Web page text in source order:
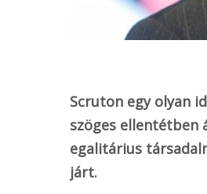
Scruton egy olyan
szöges ellentétben
egalitárius
járt.